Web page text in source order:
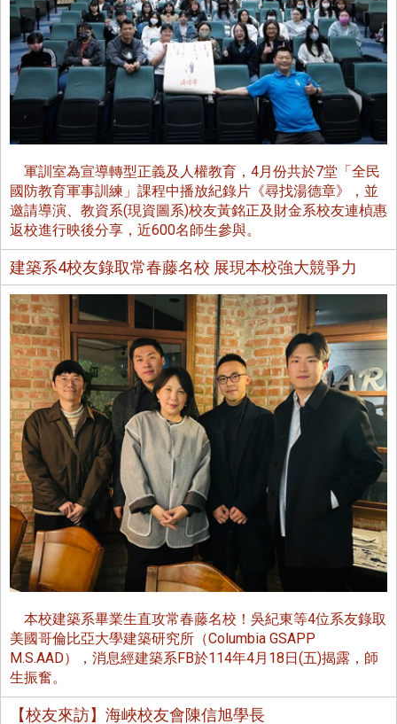
軍訓室為宣導轉型正義及人權教育，4月份共於7堂「全民
國防教育軍事訓練」課程中播放紀錄片《尋找湯德章》，並
邀請導演、教資系(現資圖系)校友黃銘正及財金系校友連楨惠
返校進行映後分享，近600名師生參與。
建築系4校友錄取常春藤名校 展現本校強大競爭力
本校建築系畢業生直攻常春藤名校！吳紀東等4位系友錄取
美國哥倫比亞大學建築研究所（Columbia GSAPP
M.S.AAD），消息經建築系FB於114年4月18日(五)揭露，師
生振奮。
【校友來訪】海峽校友會陳信旭學長